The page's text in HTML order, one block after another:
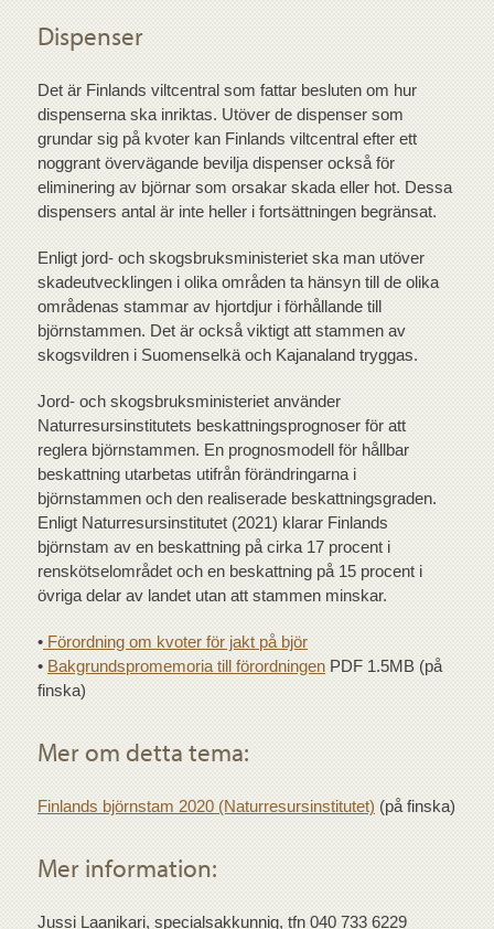
Dispenser
Det är Finlands viltcentral som fattar besluten om hur
dispenserna ska inriktas. Utöver de dispenser som
grundar sig på kvoter kan Finlands viltcentral efter ett
noggrant övervägande bevilja dispenser också för
eliminering av björnar som orsakar skada eller hot. Dessa
dispensers antal är inte heller i fortsättningen begränsat.
Enligt jord- och skogsbruksministeriet ska man utöver
skadeutvecklingen i olika områden ta hänsyn till de olika
områdenas stammar av hjortdjur i förhållande till
björnstammen. Det är också viktigt att stammen av
skogsvildren i Suomenselkä och Kajanaland tryggas.
Jord- och skogsbruksministeriet använder
Naturresursinstitutets beskattningsprognoser för att
reglera björnstammen. En prognosmodell för hållbar
beskattning utarbetas utifrån förändringarna i
björnstammen och den realiserade beskattningsgraden.
Enligt Naturresursinstitutet (2021) klarar Finlands
björnstam av en beskattning på cirka 17 procent i
renskötselområdet och en beskattning på 15 procent i
övriga delar av landet utan att stammen minskar.
• Förordning om kvoter för jakt på björ
• Bakgrundspromemoria till förordningen PDF 1.5MB (på
finska)
Mer om detta tema:
Finlands björnstam 2020 (Naturresursinstitutet) (på finska)
Mer information:
Jussi Laanikari, specialsakkunnig, tfn 040 733 6229